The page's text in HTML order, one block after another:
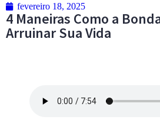
fevereiro 18, 2025
4 Maneiras Como a
Arruinar Sua Vida